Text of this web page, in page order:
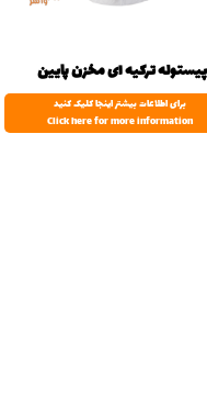
پیستوله ترکیه ای مخزن پایین
برای اطلاعات بیشتر اینجا کلیک کنید
Click here for more information